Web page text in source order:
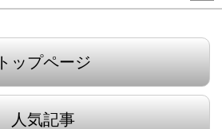
トップページ
人気記事